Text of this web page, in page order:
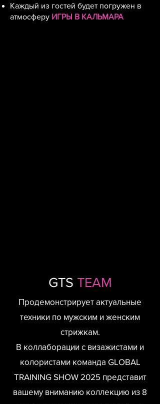
Каждый из гостей будет погружен в
атмосферу ИГРЫ В КАЛЬМАРА
GTS TEAM
Продемонстрирует актуальные
техники по мужским и женским
стрижкам.
В коллаборации с визажистами и
колористами команда GLOBAL
TRAINING SHOW 2025 представит
вашему вниманию коллекцию из 8